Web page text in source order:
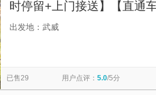
时停留+上门接送】【直通
一日游（有时间去天池），
出发地：武威
已售29 用户点评： 5.0/5分